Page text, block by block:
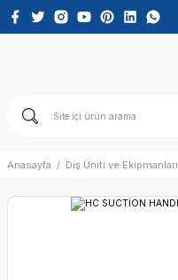
Anasayfa Diş Üniti ve Ekipmanları